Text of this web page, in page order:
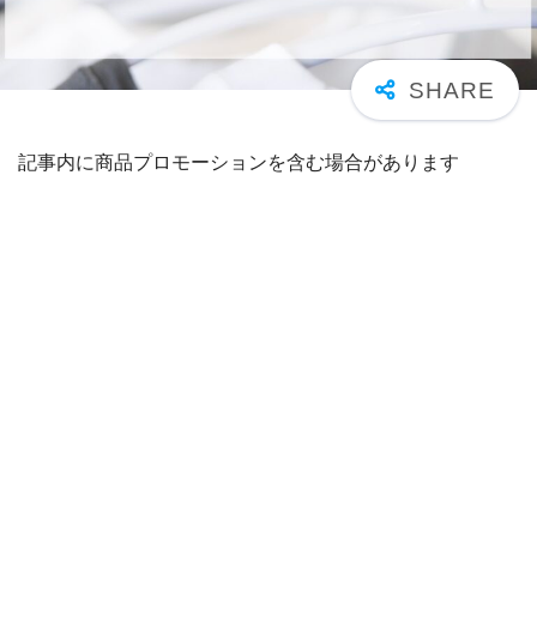
記事内に商品プロモーションを含む場合があります